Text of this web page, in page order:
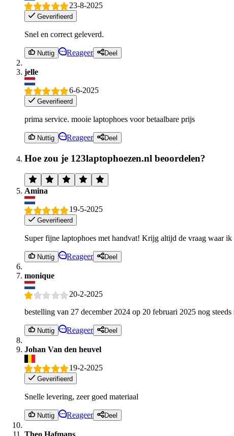
23-8-2025
Geverifieerd
Snel en correct geleverd.
Nuttig Reageer Deel
jelle
6-6-2025
Geverifieerd
prima service. mooie laptophoes voor betaalbare prijs
Nuttig Reageer Deel
Hoe zou je 123laptophoezen.nl beoordelen?
Amina
19-5-2025
Geverifieerd
Super fijne laptophoes met handvat! Krijg altijd de vraag waar
Nuttig Reageer Deel
monique
20-2-2025
bestelling van 27 december 2024 op 20 februari 2025 nog steeds
Nuttig Reageer Deel
Johan Van den heuvel
19-2-2025
Geverifieerd
Snelle levering, zeer goed materiaal
Nuttig Reageer Deel
Theo Hafmans